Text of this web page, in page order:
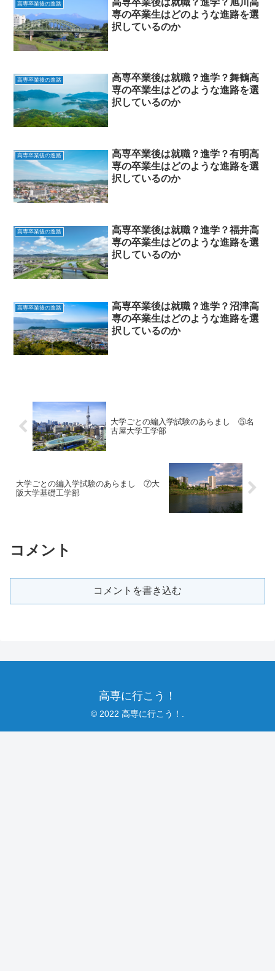
高専卒業後の進路
専の卒業生はどのような進路を選
択しているのか
高専卒業後の進路
高専卒業後は就職？進学？舞鶴高
専の卒業生はどのような進路を選
択しているのか
高専卒業後の進路
高専卒業後は就職？進学？有明高
専の卒業生はどのような進路を選
択しているのか
高専卒業後の進路
高専卒業後は就職？進学？福井高
専の卒業生はどのような進路を選
択しているのか
高専卒業後の進路
高専卒業後は就職？進学？沼津高
専の卒業生はどのような進路を選
択しているのか
大学ごとの編入学試験のあらまし ⑤名
古屋大学工学部
大学ごとの編入学試験のあらまし ⑦大
阪大学基礎工学部
コメント
コメントを書き込む
高専に行こう！
© 2022 高専に行こう！.